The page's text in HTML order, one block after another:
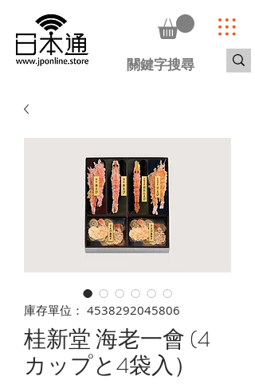
庫存單位： 4538292045806
桂新堂 海老一會 (4
カップと4袋入）